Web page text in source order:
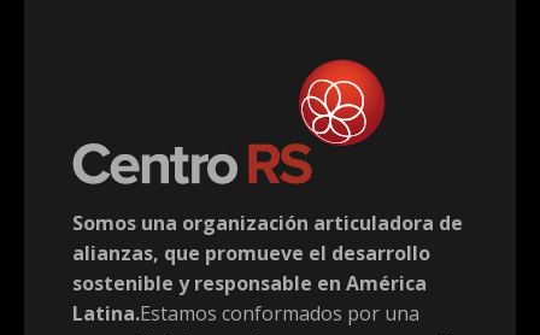
Somos una organización articuladora de
alianzas, que promueve el desarrollo
sostenible y responsable en América
Latina.Estamos conformados por una